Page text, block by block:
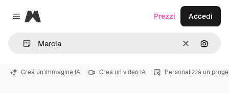
Close menu
Magnific
CancellaCerca
Prezzi Accedi
Crea un'immagine IA Crea un video IA Personalizza un